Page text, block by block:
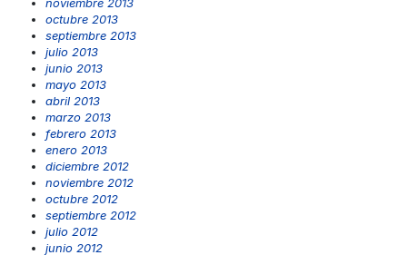
octubre 2013
septiembre 2013
julio 2013
junio 2013
mayo 2013
abril 2013
marzo 2013
febrero 2013
enero 2013
diciembre 2012
noviembre 2012
octubre 2012
septiembre 2012
julio 2012
junio 2012